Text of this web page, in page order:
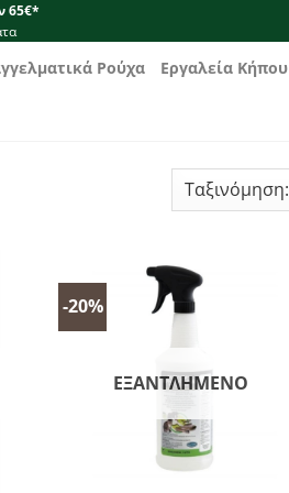
65€*
Ρούχα Εργαλεία Κήπου
-20%
ΕΞΑΝΤΛΗΜΈΝΟ